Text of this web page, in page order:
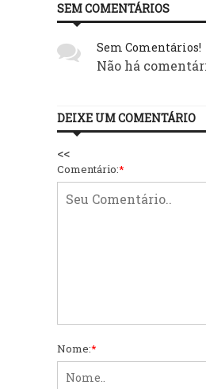
SEM COMENTÁRIOS
Sem Comentários!
Não há
DEIXE UM COMENTÁRIO
<<
Comentário:*
Nome:*